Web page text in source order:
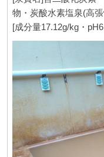
物・炭酸水素塩泉(高
[成分量17.12g/kg・